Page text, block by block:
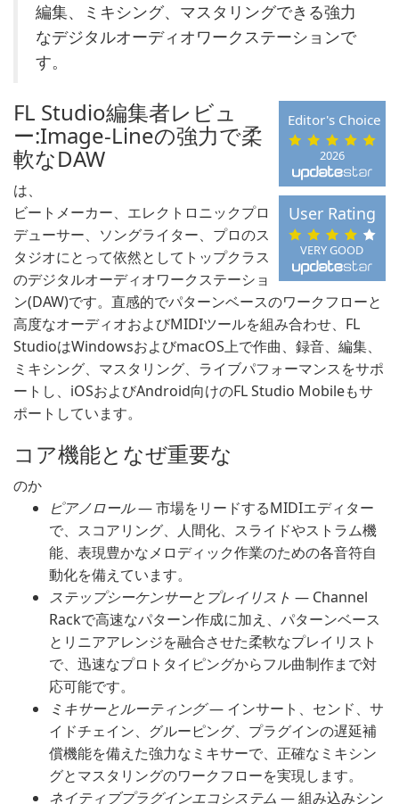
編集、ミキシング、マスタリングできる強力
なデジタルオーディオワークステーションで
す。
2026
Editor's Choice
VERY GOOD
User Rating
FL Studio編集者レビュ
ー:Image-Lineの強力で柔
軟なDAW
は、
ビートメーカー、エレクトロニックプロ
デューサー、ソングライター、プロのス
タジオにとって依然としてトップクラス
のデジタルオーディオワークステーショ
ン(DAW)です。直感的でパターンベースのワークフローと
高度なオーディオおよびMIDIツールを組み合わせ、FL
StudioはWindowsおよびmacOS上で作曲、録音、編集、
ミキシング、マスタリング、ライブパフォーマンスをサポ
ートし、iOSおよびAndroid向けのFL Studio Mobileもサ
ポートしています。
コア機能となぜ重要な
のか
ピアノロール— 市場をリードするMIDIエディター
で、スコアリング、人間化、スライドやストラム機
能、表現豊かなメロディック作業のための各音符自
動化を備えています。
ステップシーケンサーとプレイリスト — Channel
Rackで高速なパターン作成に加え、パターンベース
とリニアアレンジを融合させた柔軟なプレイリスト
で、迅速なプロトタイピングからフル曲制作まで対
応可能です。
ミキサーとルーティング— インサート、センド、サ
イドチェイン、グルーピング、プラグインの遅延補
償機能を備えた強力なミキサーで、正確なミキシン
グとマスタリングのワークフローを実現します。
ネイティブプラグインエコシステム — 組み込みシン